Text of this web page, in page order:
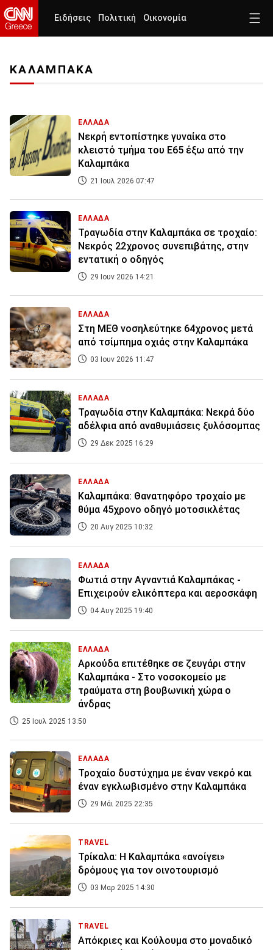
Ειδήσεις Πολιτική Οικονομία
ΚΑΛΑΜΠΑΚΑ
ΕΛΛΑΔΑ
Νεκρή εντοπίστηκε γυναίκα στο
κλειστό τμήμα του Ε65 έξω από την
Καλαμπάκα
21 Ιουλ 2026 07:47
ΕΛΛΑΔΑ
Τραγωδία στην Καλαμπάκα σε τροχαίο:
Νεκρός 22χρονος συνεπιβάτης, στην
εντατική ο οδηγός
29 Ιουν 2026 14:21
ΕΛΛΑΔΑ
Στη ΜΕΘ νοσηλεύτηκε 64χρονος μετά
από τσίμπημα οχιάς στην Καλαμπάκα
03 Ιουν 2026 11:47
ΕΛΛΑΔΑ
Τραγωδία στην Καλαμπάκα: Νεκρά δύο
αδέλφια από αναθυμιάσεις ξυλόσομπας
29 Δεκ 2025 16:29
ΕΛΛΑΔΑ
Καλαμπάκα: Θανατηφόρο τροχαίο με
θύμα 45χρονο οδηγό μοτοσικλέτας
20 Αυγ 2025 10:32
ΕΛΛΑΔΑ
Φωτιά στην Αγναντιά Καλαμπάκας -
Επιχειρούν ελικόπτερα και αεροσκάφη
04 Αυγ 2025 19:40
ΕΛΛΑΔΑ
Αρκούδα επιτέθηκε σε ζευγάρι στην
Καλαμπάκα - Στο νοσοκομείο με
τραύματα στη βουβωνική χώρα ο
άνδρας
25 Ιουλ 2025 13:50
ΕΛΛΑΔΑ
Τροχαίο δυστύχημα με έναν νεκρό και
έναν εγκλωβισμένο στην Καλαμπάκα
29 Μάι 2025 22:35
TRAVEL
Τρίκαλα: Η Καλαμπάκα «ανοίγει»
δρόμους για τον οινοτουρισμό
03 Μαρ 2025 14:30
TRAVEL
Απόκριες και Κούλουμα στο μοναδικό